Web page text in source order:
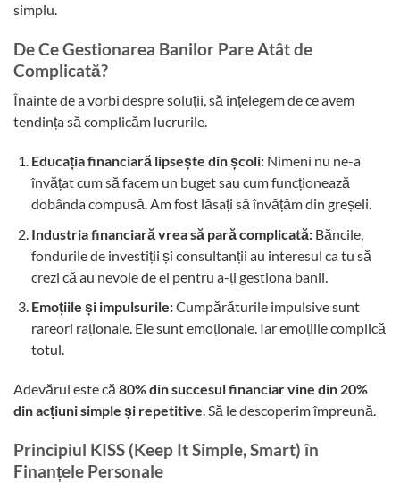
simplu.
De Ce Gestionarea Banilor Pare Atât de
Complicată?
Înainte de a vorbi despre soluții, să înțelegem de ce avem
tendința să complicăm lucrurile.
Educația financiară lipsește din școli: Nimeni nu ne-a
învățat cum să facem un buget sau cum funcționează
dobânda compusă. Am fost lăsați să învățăm din greșeli.
Industria financiară vrea să pară complicată: Băncile,
fondurile de investiții și consultanții au interesul ca tu să
crezi că au nevoie de ei pentru a-ți gestiona banii.
Emoțiile și impulsurile:Cumpărăturile impulsive sunt
rareori raționale. Ele sunt emoționale. Iar emoțiile complică
totul.
Adevărul este că 80% din succesul financiar vine din 20%
din acțiuni simple și repetitive. Să le descoperim împreună.
Principiul KISS (Keep It Simple, Smart) în
Finanțele Personale